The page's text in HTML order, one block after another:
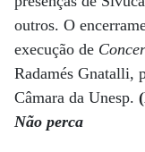
outros. O
execução de
Radamés Gnatalli,
Câmara da Unesp.
Não perca